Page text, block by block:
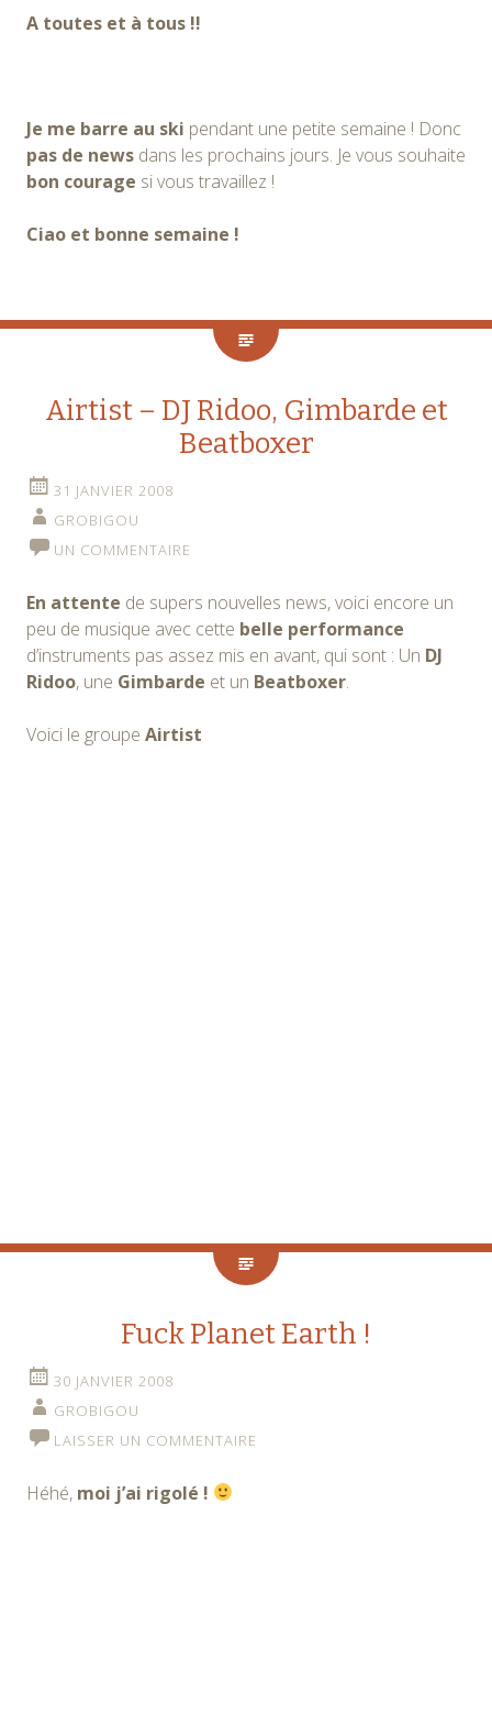
A toutes et à tous !!
Je me barre au ski pendant une petite semaine ! Donc
pas de news dans les prochains jours. Je vous souhaite
bon courage si vous travaillez !
Ciao et bonne semaine !
Airtist – DJ Ridoo, Gimbarde et
Beatboxer
31 JANVIER 2008
GROBIGOU
UN COMMENTAIRE
En attente de supers nouvelles news, voici encore un
peu de musique avec cette belle performance
d’instruments pas assez mis en avant, qui sont : Un DJ
Ridoo, une Gimbarde et un Beatboxer.
Voici le groupe Airtist
Fuck Planet Earth !
30 JANVIER 2008
GROBIGOU
LAISSER UN COMMENTAIRE
Héhé, moi j’ai rigolé !